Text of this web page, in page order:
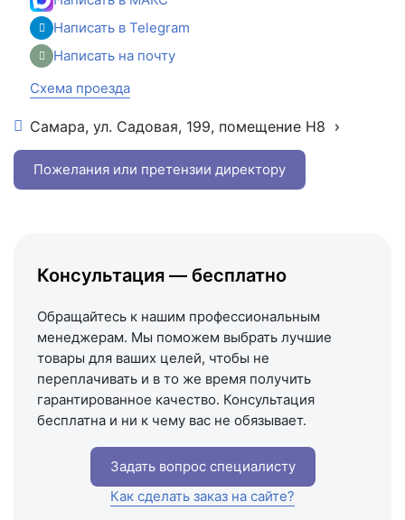
Написать в Telegram
Написать на почту
Схема проезда
Самара, ул. Садовая, 199, помещение Н8
+7 (846) 215-16-16
+7 (993) 993-77-22
Написать в МАКС
Схема проезда
Пожелания или претензии директору
Консультация — бесплатно
Обращайтесь к нашим профессиональным
менеджерам. Мы поможем выбрать лучшие
товары для ваших целей, чтобы не
переплачивать и в то же время получить
гарантированное качество. Консультация
бесплатна и ни к чему вас не обязывает.
Задать вопрос специалисту
Как сделать заказ на сайте?